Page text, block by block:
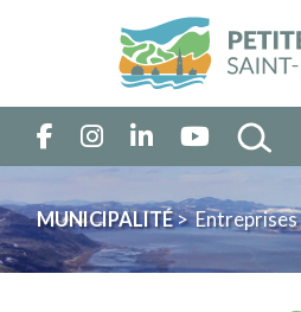
MUNICIPALITÉ> Entreprises